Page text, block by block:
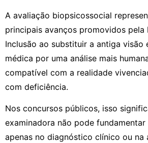
A avaliação biopsicossocial
principais avanços promovidos pela
Inclusão ao substituir a antiga visão
médica por uma análise mais
compatível com a realidade
com deficiência.
Nos concursos públicos, isso
examinadora não pode fundamentar
apenas no diagnóstico clínico ou na